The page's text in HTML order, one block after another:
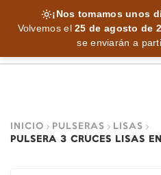
¡Nos tomamos unos
Volvemos el25 de agosto de
se enviarán a
INICIO PULSERAS
LISAS
PULSERA 3 CRUCES LISAS